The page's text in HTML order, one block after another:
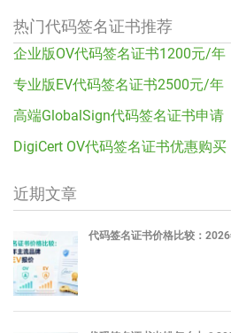
热门代码签名证书推荐
企业版OV代码签名证书1200元/年
专业版EV代码签名证书2500元/年
高端GlobalSign代码签名证书申请
DigiCert OV代码签名证书优惠购买
近期文章
代码签名证书价格比较：